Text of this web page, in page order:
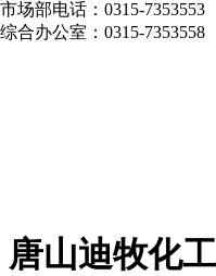
唐山迪牧化
市场部电话：0315-7353553
综合办公室：0315-7353558